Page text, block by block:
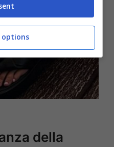
della
options